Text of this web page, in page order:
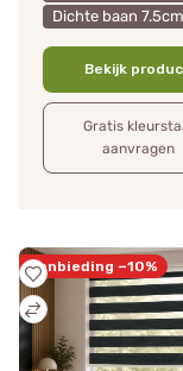
Dichte baan 7.5cm
Bekijk
Gratis
aanvragen
Aanbieding −10%